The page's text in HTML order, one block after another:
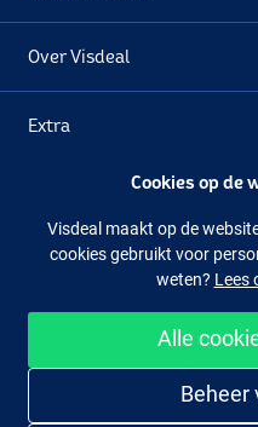
Over Visdeal
Extra
Cookies op de
Visdeal maakt op de
cookies gebruikt voor
weten? Lees
Alle
Beheer